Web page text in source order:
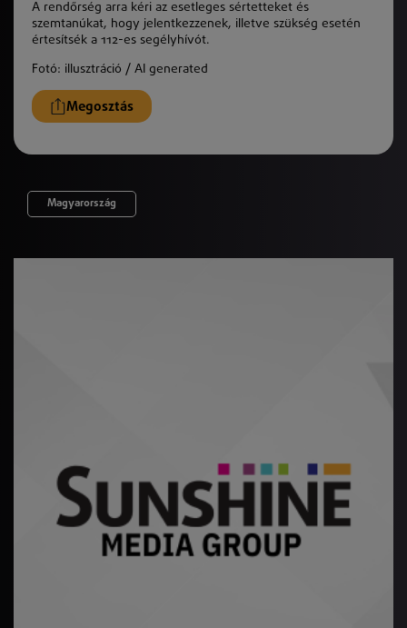
A rendőrség arra kéri az esetleges sértetteket és
szemtanúkat, hogy jelentkezzenek, illetve szükség esetén
értesítsék a 112-es segélyhívót.
Fotó: illusztráció / AI generated
Megosztás
Magyarország